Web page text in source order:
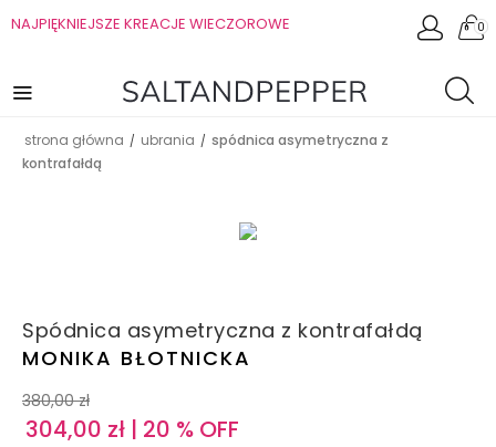
NAJPIĘKNIEJSZE KREACJE WIECZOROWE 0
strona główna / ubrania / spódnica asymetryczna z
kontrafałdą
Spódnica asymetryczna z kontrafałdą
MONIKA BŁOTNICKA
380,00 zł
304,00 zł | 20 % OFF